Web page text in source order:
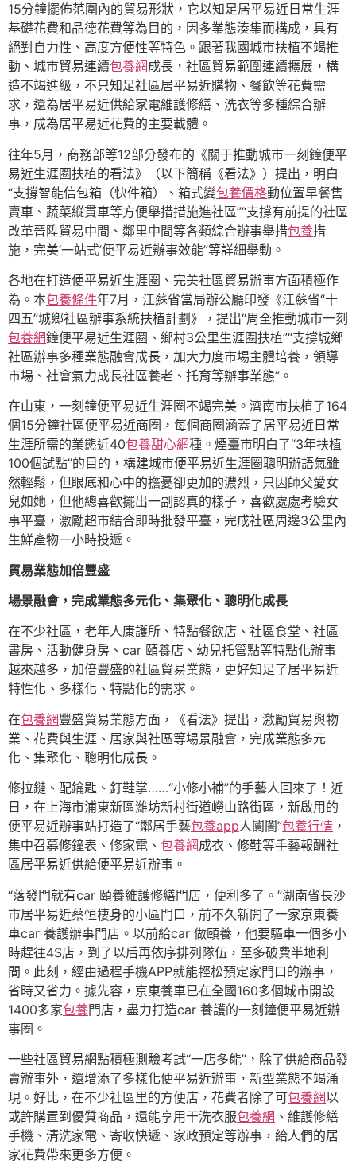
15分鐘擺佈范圍內的貿易形狀，它以知足居平易近日常生涯
基礎花費和品德花費等為目的，因多業態湊集而構成，具有
絕對自力性、高度方便性等特色。跟著我國城市扶植不竭推
動、城市貿易連續包養網成長，社區貿易範圍連續擴展，構
造不竭進級，不只知足社區居平易近購物、餐飲等花費需
求，還為居平易近供給家電維護修繕、洗衣等多種綜合辦
事，成為居平易近花費的主要載體。
往年5月，商務部等12部分發布的《關于推動城市一刻鐘便平
易近生涯圈扶植的看法》（以下簡稱《看法》）提出，明白
“支撐智能信包箱（快件箱）、箱式變包養價格動位置早餐售
賣車、蔬菜縱貫車等方便舉措措施進社區”“支撐有前提的社區
改革晉陞貿易中間、鄰里中間等各類綜合辦事舉措包養措
施，完美‘一站式’便平易近辦事效能”等詳細舉動。
各地在打造便平易近生涯圈、完美社區貿易辦事方面積極作
為。本包養條件年7月，江蘇省當局辦公廳印發《江蘇省“十
四五”城鄉社區辦事系統扶植計劃》，提出“周全推動城市一刻
包養網鐘便平易近生涯圈、鄉村3公里生涯圈扶植”“支撐城鄉
社區辦事多種業態融會成長，加大力度市場主體培養，領導
市場、社會氣力成長社區養老、托育等辦事業態”。
在山東，一刻鐘便平易近生涯圈不竭完美。濟南市扶植了164
個15分鐘社區便平易近商圈，每個商圈涵蓋了居平易近日常
生涯所需的業態近40包養甜心網種。煙臺市明白了“3年扶植
100個試點”的目的，構建城市便平易近生涯圈聰明辦語氣雖
然輕鬆，但眼底和心中的擔憂卻更加的濃烈，只因師父愛女
兒如她，但他總喜歡擺出一副認真的樣子，喜歡處處考驗女
事平臺，激勵超市結合即時批發平臺，完成社區周邊3公里內
生鮮產物一小時投遞。
貿易業態加倍豐盛
場景融會，完成業態多元化、集聚化、聰明化成長
在不少社區，老年人康護所、特點餐飲店、社區食堂、社區
書房、活動健身房、car 頤養店、幼兒托管點等特點化辦事
越來越多，加倍豐盛的社區貿易業態，更好知足了居平易近
特性化、多樣化、特點化的需求。
在包養網豐盛貿易業態方面，《看法》提出，激勵貿易與物
業、花費與生涯、居家與社區等場景融會，完成業態多元
化、集聚化、聰明化成長。
修拉鏈、配鑰匙、釘鞋掌……“小修小補”的手藝人回來了！近
日，在上海市浦東新區濰坊新村街道嶗山路街區，新啟用的
便平易近辦事站打造了“鄰居手藝包養app人闤闠”包養行情 ，
集中召募修鐘表、修家電、 包養網成衣、修鞋等手藝報酬社
區居平易近供給便平易近辦事。
“落發門就有car 頤養維護修繕門店，便利多了。”湖南省長沙
市居平易近蔡恒棲身的小區門口，前不久新開了一家京東養
車car 養護辦事門店。以前給car 做頤養，他要驅車一個多小
時趕往4S店，到了以后再依序排列隊伍，至多破費半地利
間。此刻，經由過程手機APP就能輕松預定家門口的辦事，
省時又省力。據先容，京東養車已在全國160多個城市開設
1400多家包養門店，盡力打造car 養護的一刻鐘便平易近辦
事圈。
一些社區貿易網點積極測驗考試“一店多能”，除了供給商品發
賣辦事外，還增添了多樣化便平易近辦事，新型業態不竭涌
現。好比，在不少社區里的方便店，花費者除了可包養網以
或許購置到優質商品，還能享用干洗衣服包養網 、維護修繕
手機、清洗家電、寄收快遞、家政預定等辦事，給人們的居
家花費帶來更多方便。